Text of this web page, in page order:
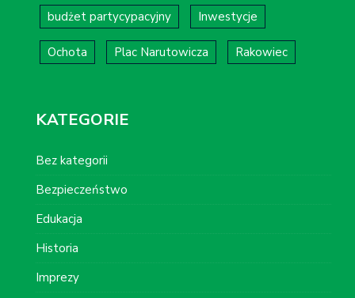
budżet partycypacyjny Inwestycje
Ochota Plac Narutowicza Rakowiec
KATEGORIE
Bez kategorii
Bezpieczeństwo
Edukacja
Historia
Imprezy